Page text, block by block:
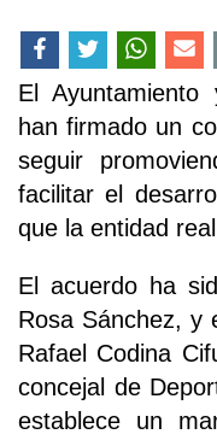
El
han firmado un
seguir
facilitar el
que la entidad
El acuerdo ha
Rosa Sánchez, y
Rafael Codina
concejal de
establece un